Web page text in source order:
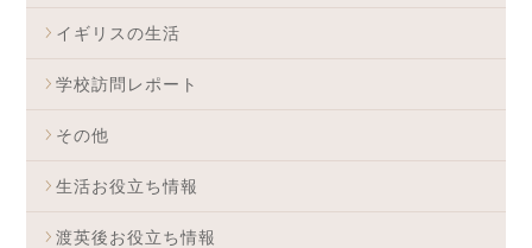
イギリスの生活
学校訪問レポート
その他
生活お役立ち情報
渡英後お役立ち情報